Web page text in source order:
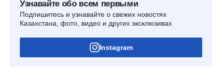
Узнавайте обо всем первыми
Подпишитесь и узнавайте о свежих новостях
Казахстана, фото, видео и других эксклюзивах
Instagram